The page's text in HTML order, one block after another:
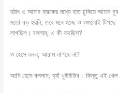
হঠাৎ ও আমার ফ্রকের মধ্যে হাত ঢুকিয়ে আমার
মতো বড় হয়নি, তবে মনে হচ্ছে ও ওগুলোই
লাগছিল। বললাম, এ কী করছিস?
ও হেসে বলল, আরাম লাগছে না?
আমি হেসে বললাম, হ্যাঁ খুউউউব। কিন্তু এই